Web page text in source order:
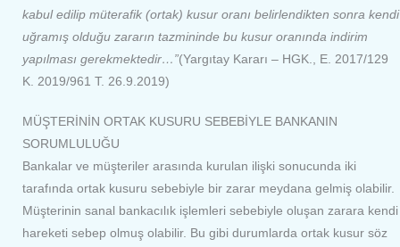
kabul edilip müterafik (ortak) kusur oranı belirlendikten sonra kendi
uğramış olduğu zararın tazmininde bu kusur oranında indirim
yapılması gerekmektedir…”(Yargıtay Kararı – HGK., E. 2017/129
K. 2019/961 T. 26.9.2019)
MÜŞTERİNİN ORTAK KUSURU SEBEBİYLE BANKANIN
SORUMLULUĞU
Bankalar ve müşteriler arasında kurulan ilişki sonucunda iki
tarafında ortak kusuru sebebiyle bir zarar meydana gelmiş olabilir.
Müşterinin sanal bankacılık işlemleri sebebiyle oluşan zarara kendi
hareketi sebep olmuş olabilir. Bu gibi durumlarda ortak kusur söz